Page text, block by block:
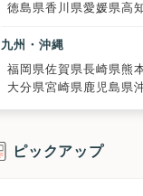
徳島県香川県愛媛県高
九州・沖縄
福岡県佐賀県長崎県 熊
大分県宮崎県 鹿児島県
ピックアップ